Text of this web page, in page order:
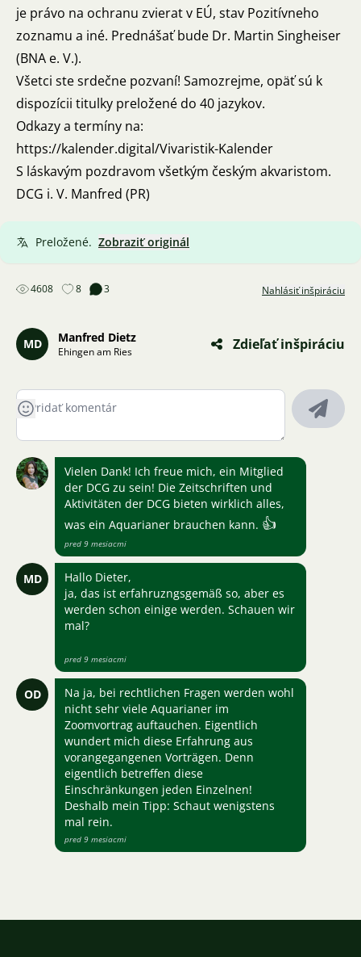
je právo na ochranu zvierat v EÚ, stav Pozitívneho
zoznamu a iné. Prednášať bude Dr. Martin Singheiser
(BNA e. V.).
Všetci ste srdečne pozvaní! Samozrejme, opäť sú k
dispozícii titulky preložené do 40 jazykov.
Odkazy a termíny na:
https://kalender.digital/Vivaristik-Kalender
S láskavým pozdravom všetkým českým akvaristom.
DCG i. V. Manfred (PR)
Preložené. Zobraziť originál
4608 8 3 Nahlásiť inšpiráciu
MD Manfred Dietz
Ehingen am Ries Zdieľať inšpiráciu
Vielen Dank! Ich freue mich, ein Mitglied
der DCG zu sein! Die Zeitschriften und
Aktivitäten der DCG bieten wirklich alles,
was ein Aquarianer brauchen kann. 👍
pred 9 mesiacmi
MD
Hallo Dieter,
ja, das ist erfahruzngsgemäß so, aber es
werden schon einige werden. Schauen wir
mal?
pred 9 mesiacmi
OD
Na ja, bei rechtlichen Fragen werden wohl
nicht sehr viele Aquarianer im
Zoomvortrag auftauchen. Eigentlich
wundert mich diese Erfahrung aus
vorangegangenen Vorträgen. Denn
eigentlich betreffen diese
Einschränkungen jeden Einzelnen!
Deshalb mein Tipp: Schaut wenigstens
mal rein.
pred 9 mesiacmi